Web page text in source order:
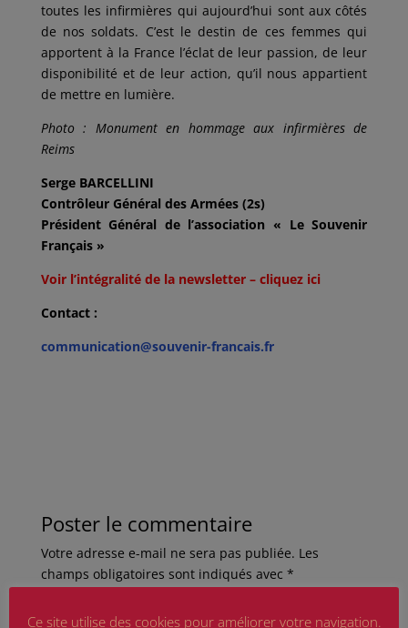
toutes les infirmières qui aujourd’hui sont aux côtés
de nos soldats. C’est le destin de ces femmes qui
apportent à la France l’éclat de leur passion, de leur
disponibilité et de leur action, qu’il nous appartient
de mettre en lumière.
Photo : Monument en hommage aux infirmières de
Reims
Serge BARCELLINI
Contrôleur Général des Armées (2s)
Président Général de l’association « Le Souvenir
Français »
Voir l’intégralité de la newsletter – cliquez ici
Contact :
communication@souvenir-francais.fr
Poster le commentaire
Votre adresse e-mail ne sera pas publiée. Les
champs obligatoires sont indiqués avec *
Ce site utilise des cookies pour améliorer votre navigation.